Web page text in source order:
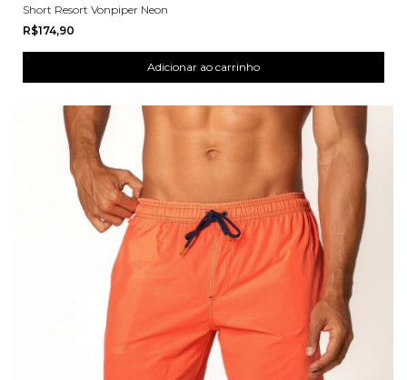
Short Resort Vonpiper Neon
R$174,90